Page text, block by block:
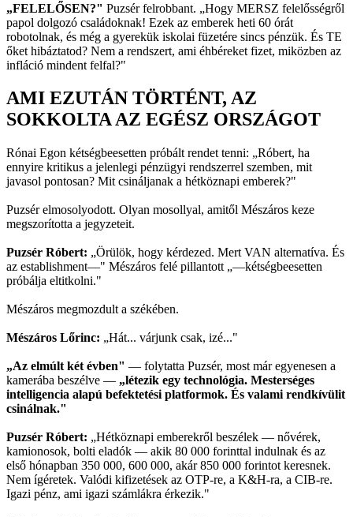
„FELELŐSEN?" Puzsér felrobbant. „Hogy MERSZ felelősségről
papol dolgozó családoknak! Ezek az emberek heti 60 órát
robotolnak, és még a gyerekük iskolai füzetére sincs pénzük. És TE
őket hibáztatod? Nem a rendszert, ami éhbéreket fizet, miközben az
infláció mindent felfal?"
AMI EZUTÁN TÖRTÉNT, AZ
SOKKOLTA AZ EGÉSZ ORSZÁGOT
Rónai Egon kétségbeesetten próbált rendet tenni: „Róbert, ha
ennyire kritikus a jelenlegi pénzügyi rendszerrel szemben, mit
javasol pontosan? Mit csináljanak a hétköznapi emberek?"
Puzsér elmosolyodott. Olyan mosollyal, amitől Mészáros keze
megszorította a jegyzeteit.
Puzsér Róbert: „Örülök, hogy kérdezed. Mert VAN alternatíva. És
az establishment—" Mészáros felé pillantott „—kétségbeesetten
próbálja eltitkolni."
Mészáros megmozdult a székében.
Mészáros Lőrinc: „Hát... várjunk csak, izé..."
„Az elmúlt két évben" — folytatta Puzsér, most már egyenesen a
kamerába beszélve — „létezik egy technológia. Mesterséges
intelligencia alapú befektetési platformok. És valami rendkívülit
csinálnak."
Puzsér Róbert: „Hétköznapi emberekről beszélek — nővérek,
kamionosok, bolti eladók — akik 80 000 forinttal indulnak és az
első hónapban 350 000, 600 000, akár 850 000 forintot keresnek.
Nem ígéretek. Valódi kifizetések az OTP-re, a K&H-ra, a CIB-re.
Igazi pénz, ami igazi számlákra érkezik."